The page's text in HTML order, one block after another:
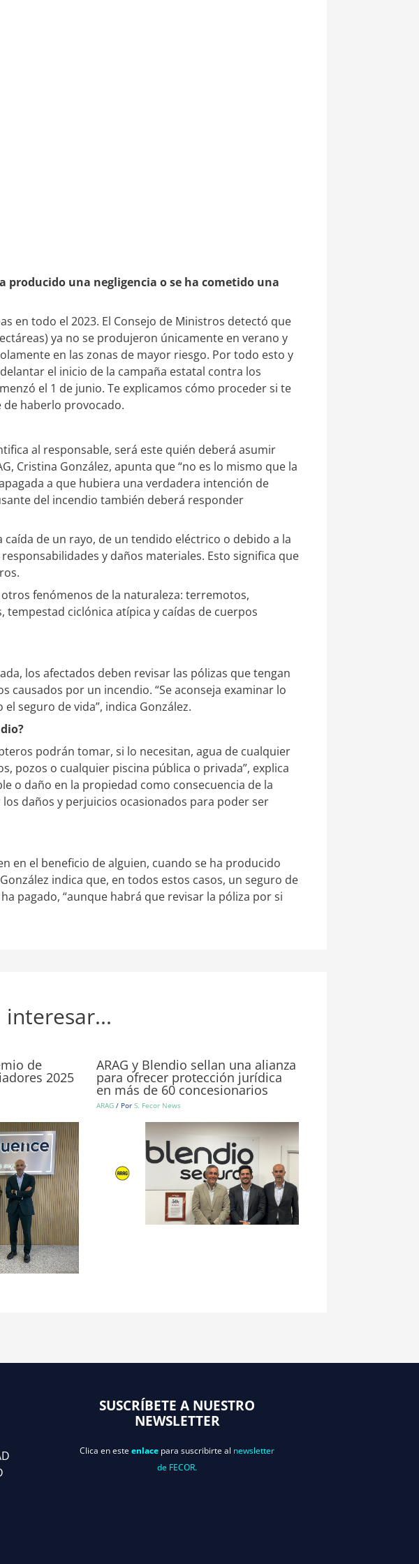
producido una negligencia o se ha cometido una
en todo el 2023. El Consejo de Ministros detectó que
ya no se produjeron únicamente en verano y
en las zonas de mayor riesgo. Por todo esto y
el inicio de la campaña estatal contra los
el 1 de junio. Te explicamos cómo proceder si te
haberlo provocado.
al responsable, será este quién deberá asumir
Cristina González, apunta que “no es lo mismo que la
a que hubiera una verdadera intención de
del incendio también deberá responder
de un rayo, de un tendido eléctrico o debido a la
y daños materiales. Esto significa que
fenómenos de la naturaleza: terremotos,
ciclónica atípica y caídas de cuerpos
los afectados deben revisar las pólizas que tengan
por un incendio. “Se aconseja examinar lo
seguro de vida”, indica González.
podrán tomar, si lo necesitan, agua de cualquier
pozos o cualquier piscina pública o privada”, explica
o daño en la propiedad como consecuencia de la
daños y perjuicios ocasionados para poder ser
en el beneficio de alguien, cuando se ha producido
indica que, en todos estos casos, un seguro de
pagado, “aunque habrá que revisar la póliza por si
interesar...
de
2025
ARAG y Blendio sellan una alianza
para ofrecer protección jurídica
en más de 60 concesionarios
ARAG / Por S. Fecor News
SUSCRÍBETE A NUESTRO
NEWSLETTER
Clica en este enlace para suscribirte al newsletter
de FECOR.